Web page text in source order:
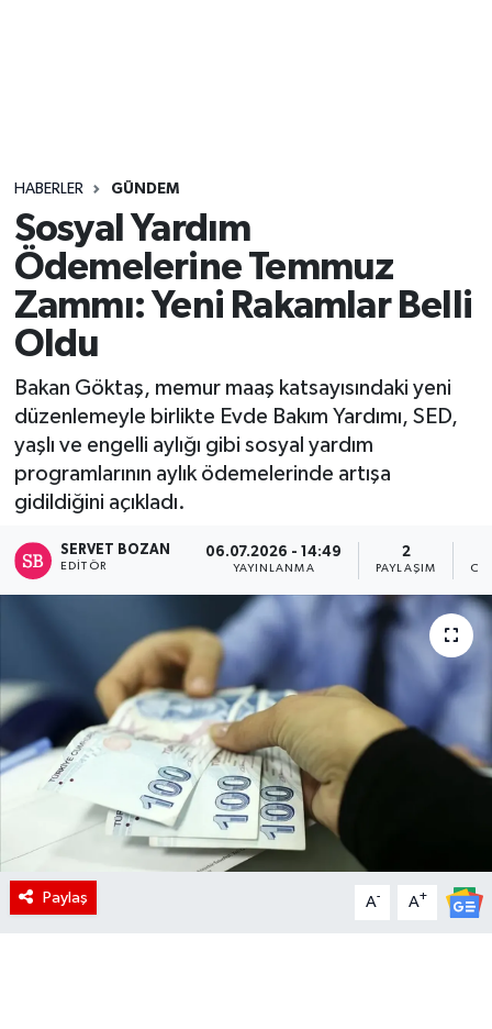
HABERLER GÜNDEM
Sosyal Yardım
Ödemelerine Temmuz
Zammı: Yeni Rakamlar Belli
Oldu
Bakan Göktaş, memur maaş katsayısındaki yeni
düzenlemeyle birlikte Evde Bakım Yardımı, SED,
yaşlı ve engelli aylığı gibi sosyal yardım
programlarının aylık ödemelerinde artışa
gidildiğini açıkladı.
SERVET BOZAN
EDITÖR
06.07.2026 - 14:49
YAYINLANMA
2
PAYLAŞIM
Paylaş A- A+
Yaşam